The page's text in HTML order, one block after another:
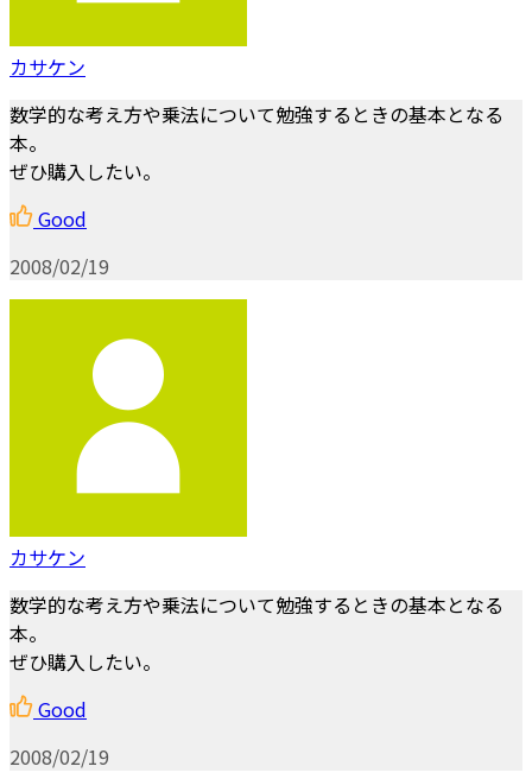
カサケン
数学的な考え方や乗法について勉強するときの基本となる
本。
ぜひ購入したい。
Good
2008/02/19
カサケン
数学的な考え方や乗法について勉強するときの基本となる
本。
ぜひ購入したい。
Good
2008/02/19